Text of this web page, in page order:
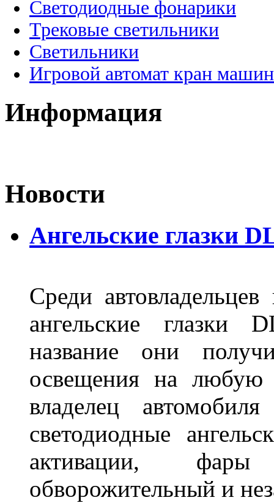
Светодиодные фонарики
Трековые светильники
Светильники
Игровой автомат кран
Информация
Новости
Ангельские глазки
Среди
ангельские глазки
название они
освещения на любую
владелец
светодиодные
активации, фары
обворожительный и